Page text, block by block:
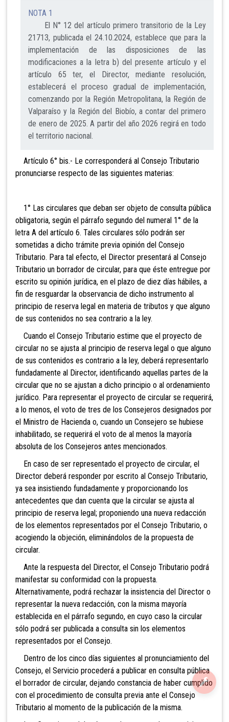
NOTA 1
El N° 12 del artículo primero transitorio de la Ley
21713, publicada el 24.10.2024, establece que para la
implementación de las disposiciones de las
modificaciones a la letra b) del presente artículo y el
artículo 65 ter, el Director, mediante resolución,
establecerá el proceso gradual de implementación,
comenzando por la Región Metropolitana, la Región de
Valparaíso y la Región del Biobío, a contar del primero
de enero de 2025. A partir del año 2026 regirá en todo
el territorio nacional.
Artículo 6° bis.- Le corresponderá al Consejo Tributario
pronunciarse respecto de las siguientes materias:
1° Las circulares que deban ser objeto de consulta pública
obligatoria, según el párrafo segundo del numeral 1° de la
letra A del artículo 6. Tales circulares sólo podrán ser
sometidas a dicho trámite previa opinión del Consejo
Tributario. Para tal efecto, el Director presentará al Consejo
Tributario un borrador de circular, para que éste entregue por
escrito su opinión jurídica, en el plazo de diez días hábiles, a
fin de resguardar la observancia de dicho instrumento al
principio de reserva legal en materia de tributos y que alguno
de sus contenidos no sea contrario a la ley.
Cuando el Consejo Tributario estime que el proyecto de
circular no se ajusta al principio de reserva legal o que alguno
de sus contenidos es contrario a la ley, deberá representarlo
fundadamente al Director, identificando aquellas partes de la
circular que no se ajustan a dicho principio o al ordenamiento
jurídico. Para representar el proyecto de circular se requerirá,
a lo menos, el voto de tres de los Consejeros designados por
el Ministro de Hacienda o, cuando un Consejero se hubiese
inhabilitado, se requerirá el voto de al menos la mayoría
absoluta de los Consejeros antes mencionados.
En caso de ser representado el proyecto de circular, el
Director deberá responder por escrito al Consejo Tributario,
ya sea insistiendo fundadamente y proporcionando los
antecedentes que dan cuenta que la circular se ajusta al
principio de reserva legal; proponiendo una nueva redacción
de los elementos representados por el Consejo Tributario, o
acogiendo la objeción, eliminándolos de la propuesta de
circular.
Ante la respuesta del Director, el Consejo Tributario podrá
manifestar su conformidad con la propuesta.
Alternativamente, podrá rechazar la insistencia del Director o
representar la nueva redacción, con la misma mayoría
establecida en el párrafo segundo, en cuyo caso la circular
sólo podrá ser publicada a consulta sin los elementos
representados por el Consejo.
Dentro de los cinco días siguientes al pronunciamiento del
Consejo, el Servicio procederá a publicar en consulta pública
el borrador de circular, dejando constancia de haber cumplido
con el procedimiento de consulta previa ante el Consejo
Tributario al momento de la publicación de la misma.